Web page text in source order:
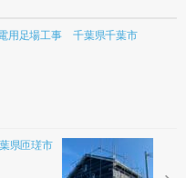
用足場工事 千葉県千葉市
県匝瑳市